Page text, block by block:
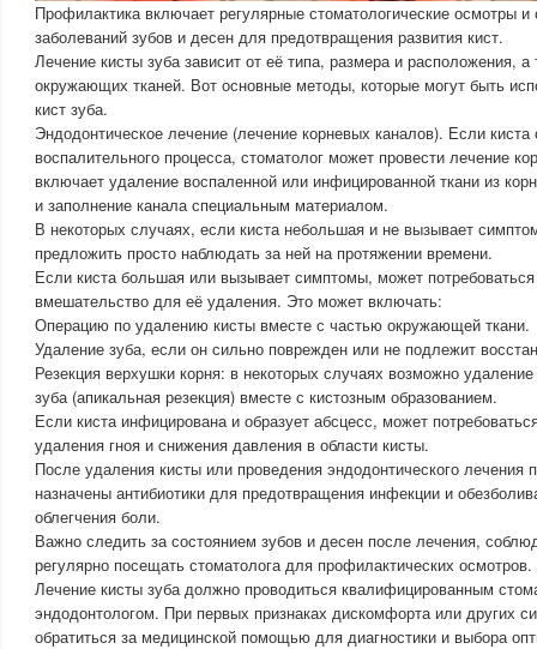
Профилактика включает регулярные стоматологические осмотры
заболеваний зубов и десен для предотвращения развития кист.
Лечение кисты зуба зависит от её типа, размера и расположения, а
окружающих тканей. Вот основные методы, которые могут быть
кист зуба.
Эндодонтическое лечение (лечение корневых каналов). Если киста
воспалительного процесса, стоматолог может провести лечение
включает удаление воспаленной или инфицированной ткани из
и заполнение канала специальным материалом.
В некоторых случаях, если киста небольшая и не вызывает
предложить просто наблюдать за ней на протяжении времени.
Если киста большая или вызывает симптомы, может потребоваться
вмешательство для её удаления. Это может включать:
Операцию по удалению кисты вместе с частью окружающей ткани.
Удаление зуба, если он сильно поврежден или не подлежит
Резекция верхушки корня: в некоторых случаях возможно
зуба (апикальная резекция) вместе с кистозным образованием.
Если киста инфицирована и образует абсцесс, может
удаления гноя и снижения давления в области кисты.
После удаления кисты или проведения эндодонтического лечения
назначены антибиотики для предотвращения инфекции и
облегчения боли.
Важно следить за состоянием зубов и десен после лечения,
регулярно посещать стоматолога для профилактических осмотров.
Лечение кисты зуба должно проводиться квалифицированным
эндодонтологом. При первых признаках дискомфорта или других
обратиться за медицинской помощью для диагностики и выбора